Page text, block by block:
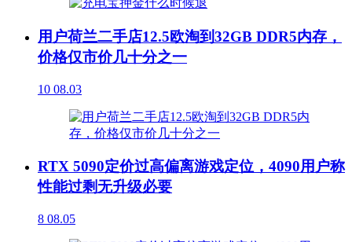
用户荷兰二手店12.5欧淘到32GB DDR5内存，
价格仅市价几十分之一
10 08.03
RTX 5090定价过高偏离游戏定位，4090用户称
性能过剩无升级必要
8 08.05